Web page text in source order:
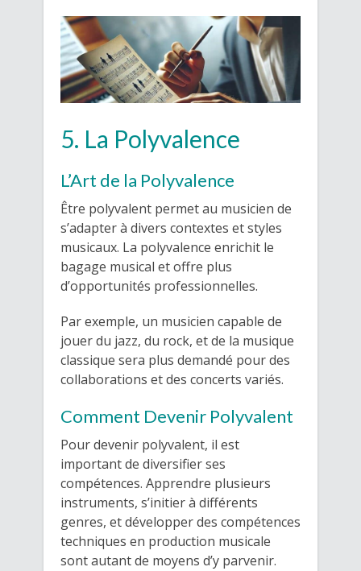
5. La Polyvalence
L’Art de la Polyvalence
Être polyvalent permet au musicien de
s’adapter à divers contextes et styles
musicaux. La polyvalence enrichit le
bagage musical et offre plus
d’opportunités professionnelles.
Par exemple, un musicien capable de
jouer du jazz, du rock, et de la musique
classique sera plus demandé pour des
collaborations et des concerts variés.
Comment Devenir Polyvalent
Pour devenir polyvalent, il est
important de diversifier ses
compétences. Apprendre plusieurs
instruments, s’initier à différents
genres, et développer des compétences
techniques en production musicale
sont autant de moyens d’y parvenir.